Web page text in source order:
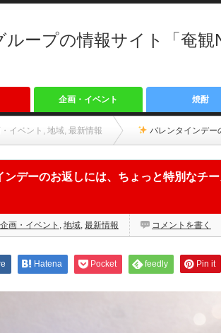
ループの情報サイト「奄観
企画・イベント 焼酎
イベント , 地域, 最新情報 バレンタインデー
ンデーのお返しには、ちょっと特別なチ
企画・イベント , 地域, 最新情報 コメントを書く
Hatena Pocket feedly Pin it